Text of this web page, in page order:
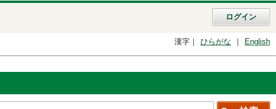
ログイン
漢字 ひらがな English